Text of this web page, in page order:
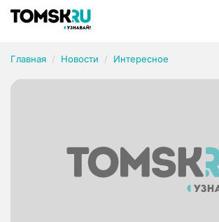
Главная Новости Интересное